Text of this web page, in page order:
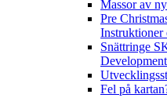
Massor av
Pre
Instruktioner
Snättringe
Fel på